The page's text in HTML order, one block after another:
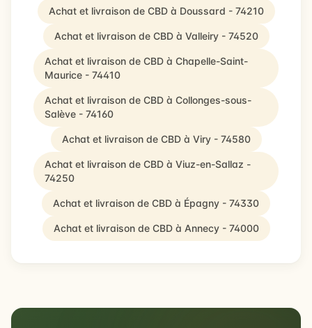
Achat et livraison de CBD à Doussard - 74210
Achat et livraison de CBD à Valleiry - 74520
Achat et livraison de CBD à Chapelle-Saint-
Maurice - 74410
Achat et livraison de CBD à Collonges-sous-
Salève - 74160
Achat et livraison de CBD à Viry - 74580
Achat et livraison de CBD à Viuz-en-Sallaz -
74250
Achat et livraison de CBD à Épagny - 74330
Achat et livraison de CBD à Annecy - 74000